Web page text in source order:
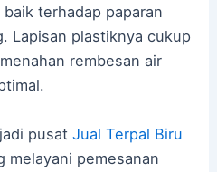
terhadap paparan
Lapisan plastiknya cukup
rembesan air
pusatJual Terpal Biru
melayani pemesanan